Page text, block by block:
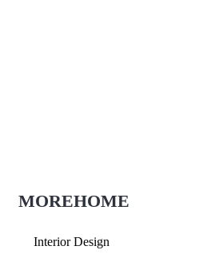
MOREHOME
Interior Design